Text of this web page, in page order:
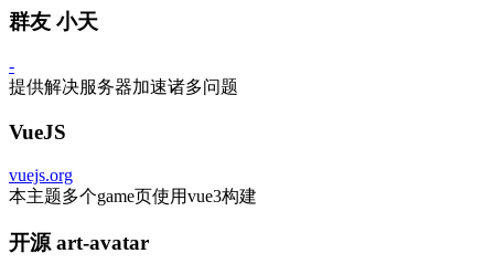
群友 小天
-
提供解决服务器加速诸多问题
VueJS
vuejs.org
本主题多个game页使用vue3构建
开源 art-avatar